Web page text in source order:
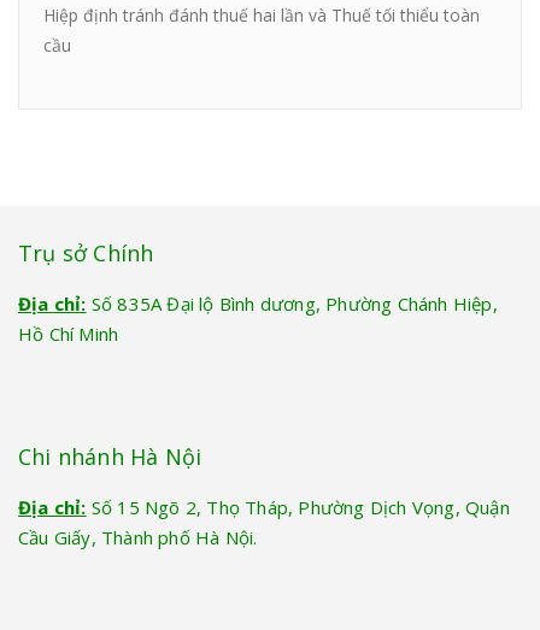
Hiệp định tránh đánh thuế hai lần và Thuế tối thiểu toàn
cầu
Trụ sở Chính
Địa chỉ: Số 835A Đại lộ Bình dương, Phường Chánh Hiệp,
Hồ Chí Minh
Chi nhánh Hà Nội
Địa chỉ: Số 15 Ngõ 2, Thọ Tháp, Phường Dịch Vọng, Quận
Cầu Giấy, Thành phố Hà Nội.